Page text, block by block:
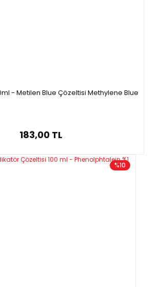
: 669,96 g/mol
- Metilen Blue Çözeltisi Methylene Blue
183,00 TL
%10